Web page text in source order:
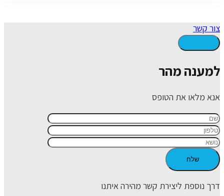
צור קשר
למענה מהר
אנא מלאו את הטופס
דרך נוספת ליצירת קשר מהירה איתנו